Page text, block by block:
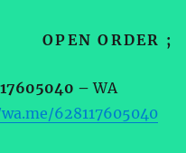
OPEN ORDER ;
–WA
628117605040